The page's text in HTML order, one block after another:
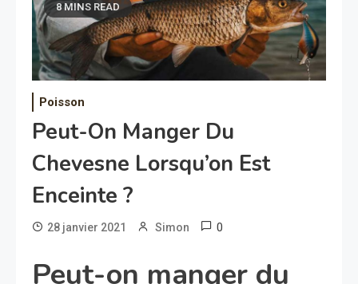
8 MINS READ
Poisson
Peut-On Manger Du
Chevesne Lorsqu’on Est
Enceinte ?
28 janvier 2021 Simon 0
Peut-on manger du